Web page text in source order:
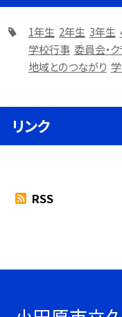
1年生 2年生 3年生
学校行事 委員会・
地域とのつながり
リンク
RSS